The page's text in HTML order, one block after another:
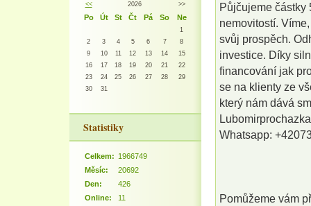
<<
2026 >>
Po Út St Čt Pá So Ne
1
2
3 4 5 6 7
8
9
10 11 12 13 14
15
16
17 18 19 20 21
22
23
24 25 26 27 28
29
30
31
Statistiky
Online: 11
Celkem: 1966749
Měsíc:
20692
Den:
426
Půjčujeme částky
nemovitostí.
svůj prospěch.
investice. Díky
financování jak
se na klienty ze
který nám dává
Whatsapp:
Pomůžeme vám